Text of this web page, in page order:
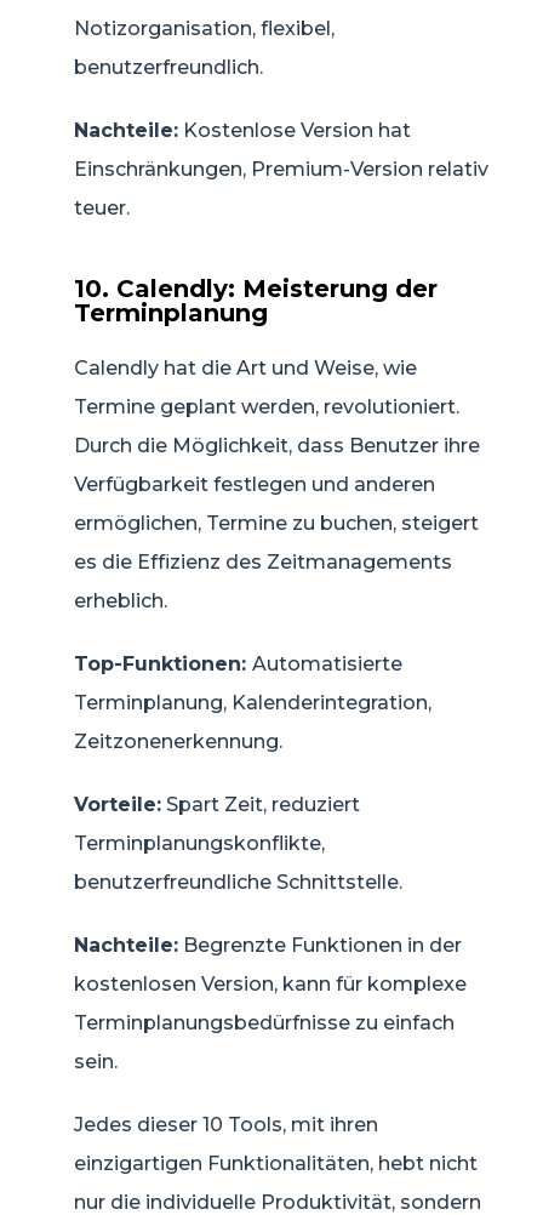
Notizorganisation, flexibel,
benutzerfreundlich.
Nachteile: Kostenlose Version hat
Einschränkungen, Premium-Version relativ
teuer.
10. Calendly: Meisterung der
Terminplanung
Calendly hat die Art und Weise, wie
Termine geplant werden, revolutioniert.
Durch die Möglichkeit, dass Benutzer ihre
Verfügbarkeit festlegen und anderen
ermöglichen, Termine zu buchen, steigert
es die Effizienz des Zeitmanagements
erheblich.
Top-Funktionen: Automatisierte
Terminplanung, Kalenderintegration,
Zeitzonenerkennung.
Vorteile: Spart Zeit, reduziert
Terminplanungskonflikte,
benutzerfreundliche Schnittstelle.
Nachteile: Begrenzte Funktionen in der
kostenlosen Version, kann für komplexe
Terminplanungsbedürfnisse zu einfach
sein.
Jedes dieser 10 Tools, mit ihren
einzigartigen Funktionalitäten, hebt nicht
nur die individuelle Produktivität, sondern